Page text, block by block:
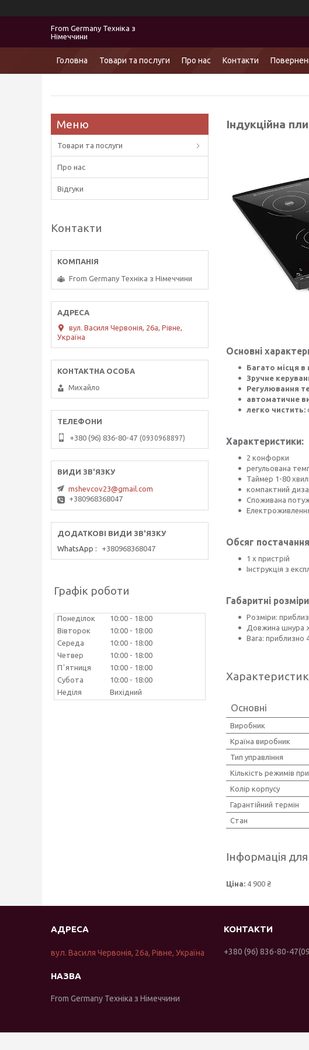
From Germany Техніка з
Німеччини
Головна Товари та послуги Про нас Контакти
Індукційна
Основні
Багато місця в
Зручне
Регулювання
автоматичне
легко чистить:
Характеристики:
2 конфорки
регульована
Таймер 1-80
компактний
Споживана
Обсяг
1 х пристрій
Інструкція з
Габаритні
Розміри:
Довжина шнура
Вага: приблизно
Основні
Виробник
Країна виробник
Тип управління
Кількість режимів
Колір корпусу
Гарантійний термін
Стан
Інформація
Ціна: 4 900 ₴
Товари та послуги
Про нас
Відгуки
Контакти
From Germany Техніка з Німеччини
вул. Василя Червонія, 26а, Рівне,
Україна
Михайло
+380 (96) 836-80-47 0930968897
mshevcov23@gmail.com
+380968368047
WhatsApp +380968368047
Графік роботи
Понеділок 10:00
18:00
Вівторок
10:00
18:00
Середа
10:00
18:00
Четвер
10:00
18:00
Пʼятниця
10:00
18:00
Субота
10:00
18:00
Неділя
Вихідний
вул. Василя Червонія, 26а, Рівне, Україна
From Germany Техніка з Німеччини
+380 (96) 836-80-47